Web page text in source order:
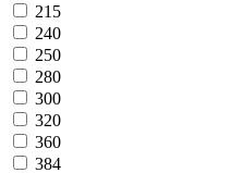
215
240
250
280
300
320
360
384